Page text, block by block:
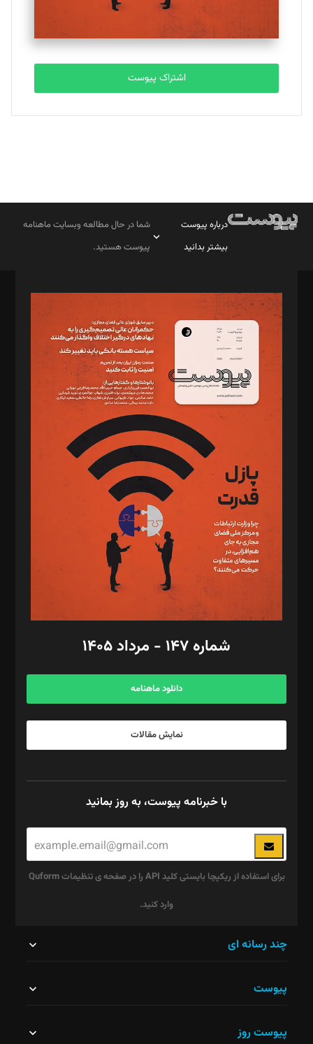
اشتراک پیوست
درباره پیوست
بیشتر بدانید
شما در حال مطالعه وبسایت ماهنامه
پیوست هستید.
مدیر مسئول: محمدباقر اثنی‌عشری
سردبیر: مهرک محمودی
دبیر تحریریه: میثم قاسمی
د‌بیر ناداستان: سمانه سمیع
د‌بیر خدمت و تجارت: ابوالفضل رجبی
د‌بیر حقوق فناوری: حسام‌الدین ایپکچی
د‌بیر پیوست جهان: مینا پاکدل
د‌بیر تحریریه آنلاین: بابک نقاش
تحریریه‌: مجتبی محمود‌ی، آرش برهمند، یسنا امان‌پور، سروش کرمیان،
مصطفی مسجدی آرانی، ابوالفضل رجبی، زهرا فکرانه، فائزه فتحی
رستمی،مصطفی باستان
ویرایش: نگار استاد‌‌آقا
طراح یونیفرم: مجید توکلی
فیلمبرداری و عکاسی: امیر شفیعی، مانی لطفی زاده
گرافیک و صفحه‌آرایی: سید‌سبحان‌علی ثابت
مد‌یر توسعه تجاری: کامبیز برید‌
امور مالی: شاپور رهبری، محمد‌ کاظمی‌نیا
آگهی و مشترکین: ۰۹۱۹۹۹۹۰۴۵۴
شماره ۱۴۷ - مرداد ۱۴۰۵
دانلود ماهنامه
نمایش مقالات
با خبرنامه پیوست، به روز بمانید
برای استفاده از ریکپچا بایستی کلید API را در صفحه ی تنظیمات Quform
وارد کنید.
نباید
چند رسانه ای
پیوست
پیوست روز